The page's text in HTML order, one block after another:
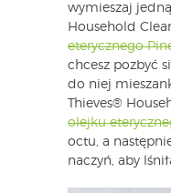
wymieszaj
Household
eterycznego
chcesz pozbyć
do niej
Thieves®
olejku
octu, a
naczyń, aby